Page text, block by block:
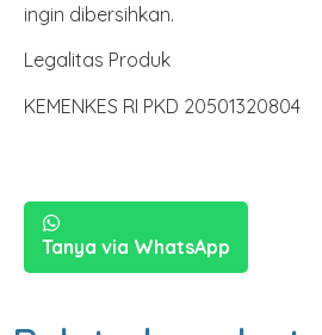
ingin dibersihkan.
Legalitas Produk
KEMENKES RI PKD 20501320804
Tanya via WhatsApp